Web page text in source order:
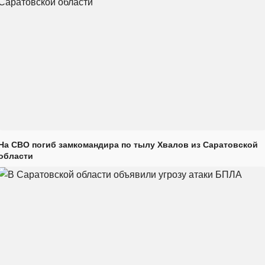
СВО погиб замкомандира по тылу Хвалов из Саратовской